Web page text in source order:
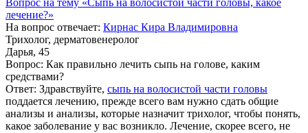
лечение?»
На вопрос отвечает: Кирнас Кира Владимировна
Трихолог, дерматовенеролог
Дарья, 45
Вопрос: Как правильно лечить сыпь на голове, каким
средствами?
Ответ: Здравствуйте, сыпь на волосистой части головы
поддается лечению, прежде всего вам нужно сдать общие
анализы и анализы, которые назначит трихолог, чтобы понять,
какое заболевание у вас возникло. Лечение, скорее всего, не